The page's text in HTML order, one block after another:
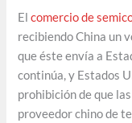
Elcomercio de
recibiendo China un
que éste envía a
continúa, y Estados
prohibición de que
proveedor chino de